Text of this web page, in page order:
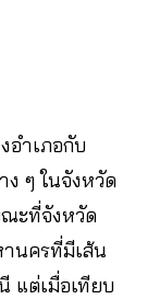
อำเภอกับ
ง ๆ ในจังหวัด
ะที่จังหวัด
นครที่มีเส้น
แต่เมื่อเทียบ